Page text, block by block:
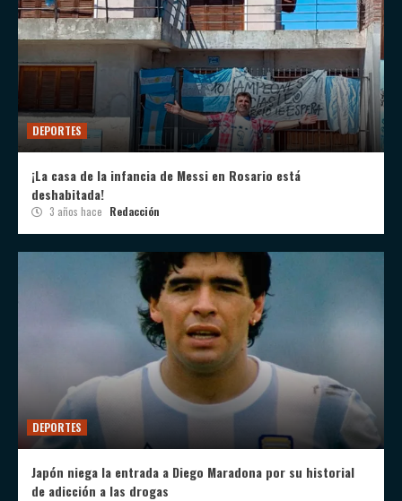
DEPORTES
¡La casa de la infancia de Messi en Rosario está
deshabitada!
3 años hace Redacción
DEPORTES
Japón niega la entrada a Diego Maradona por su historial
de adicción a las drogas